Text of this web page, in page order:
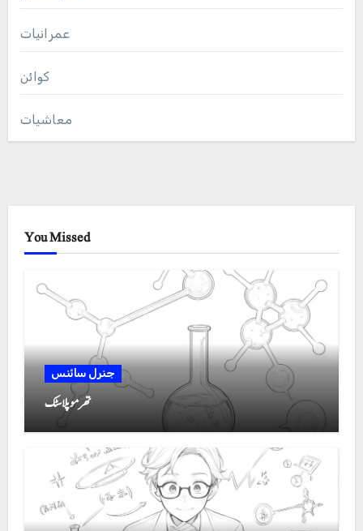
عمرانیات
کوائن
معاشیات
You Missed
جنرل سائنس
تھرموپلاسٹک